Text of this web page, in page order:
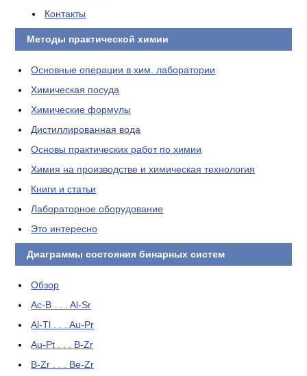
Контакты
Методы практической химии
Основные операции в хим. лаборатории
Химическая посуда
Химические формулы
Дистиллированная вода
Основы практических работ по химии
Химия на производстве и химическая технология
Книги и статьи
Лабораторное оборудование
Это интересно
Диаграммы состояния бинарных систем
Обзор
Ac-B . . . Al-Sr
Al-Tl . . . Au-Pr
Au-Pt . . . B-Zr
B-Zr . . . Be-Zr